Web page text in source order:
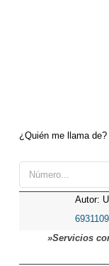
¿Quién me llama
Autor:
»Servicios